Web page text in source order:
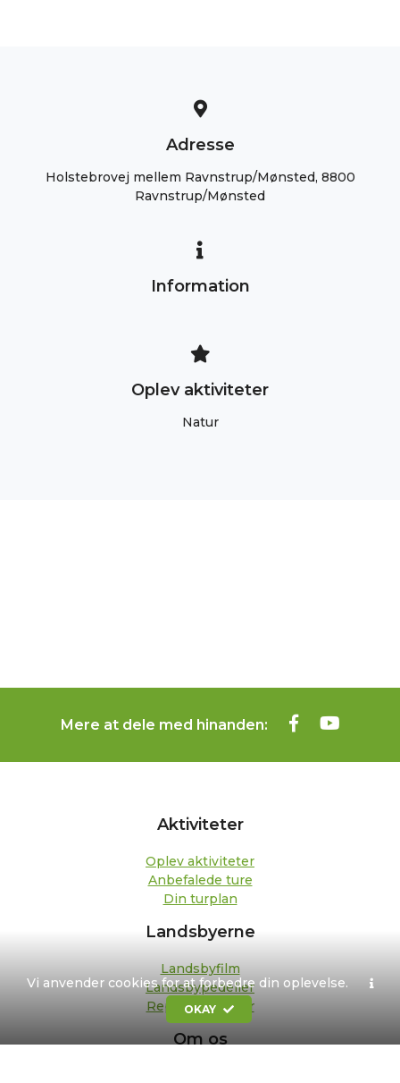
Vi anvender cookies for at forbedre din oplevelse.
OKAY
Adresse
Holstebrovej mellem Ravnstrup/Mønsted, 8800
Ravnstrup/Mønsted
Information
Oplev aktiviteter
Natur
Mere at dele med hinanden:
Aktiviteter
Oplev aktiviteter
Anbefalede ture
Din turplan
Landsbyerne
Landsbyfilm
Landsbypedeller
Repræsentanter
Om os